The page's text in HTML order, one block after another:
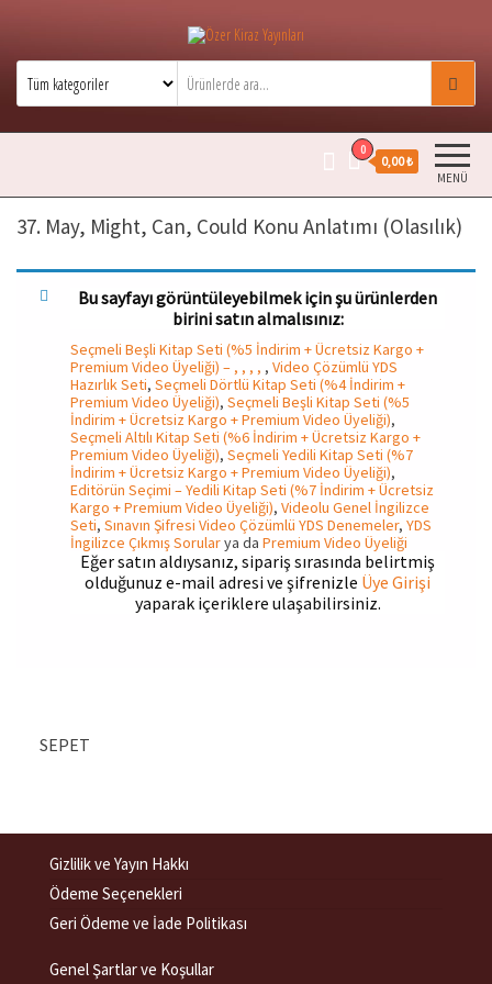
Özer Kiraz Yayınları
MENÜ
0
0,00 ₺
37. May, Might, Can, Could Konu Anlatımı (Olasılık)
Bu sayfayı görüntüleyebilmek için şu ürünlerden
birini satın almalısınız:
Seçmeli Beşli Kitap Seti (%5 İndirim + Ücretsiz Kargo +
Premium Video Üyeliği) – , , , , , Video Çözümlü YDS
Hazırlık Seti, Seçmeli Dörtlü Kitap Seti (%4 İndirim +
Premium Video Üyeliği), Seçmeli Beşli Kitap Seti (%5
İndirim + Ücretsiz Kargo + Premium Video Üyeliği),
Seçmeli Altılı Kitap Seti (%6 İndirim + Ücretsiz Kargo +
Premium Video Üyeliği), Seçmeli Yedili Kitap Seti (%7
İndirim + Ücretsiz Kargo + Premium Video Üyeliği),
Editörün Seçimi – Yedili Kitap Seti (%7 İndirim + Ücretsiz
Kargo + Premium Video Üyeliği), Videolu Genel İngilizce
Seti, Sınavın Şifresi Video Çözümlü YDS Denemeler, YDS
İngilizce Çıkmış Sorularya da Premium Video Üyeliği
Eğer satın aldıysanız, sipariş sırasında belirtmiş
olduğunuz e-mail adresi ve şifrenizle Üye Girişi
yaparak içeriklere ulaşabilirsiniz.
SEPET
Gizlilik ve Yayın Hakkı
Ödeme Seçenekleri
Geri Ödeme ve İade Politikası
Genel Şartlar ve Koşullar